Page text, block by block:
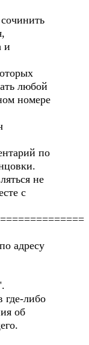
и
любой
номере
по
не
с
адресу
где-либо
об